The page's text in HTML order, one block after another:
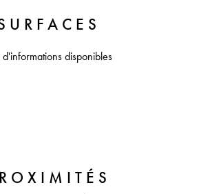
d'informations disponibles